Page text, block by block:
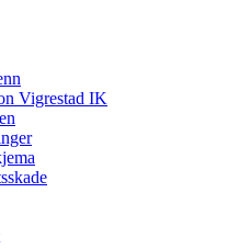
Vigrestad IK